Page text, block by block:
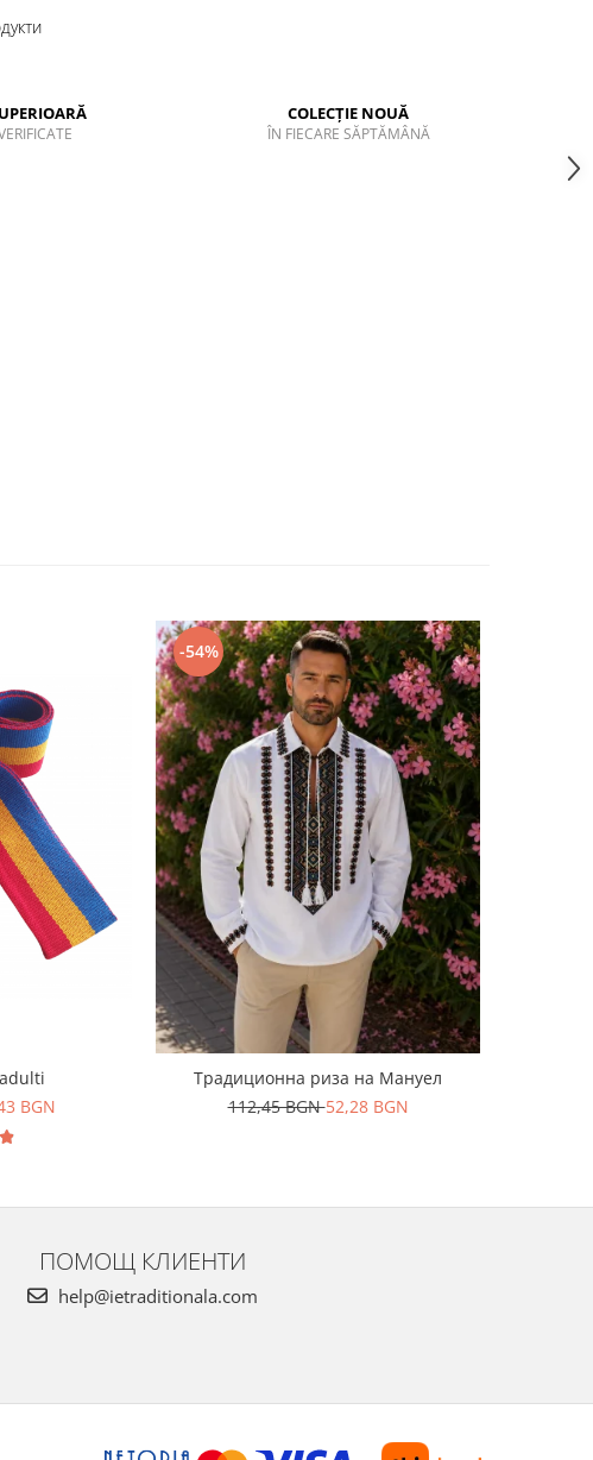
COLECȚIE NOUĂ
ÎN FIECARE SĂPTĂMÂNĂ
BGN
-54%
Традиционна риза на Мануел
112,45 BGN52,28 BGN
ПОМОЩ КЛИЕНТИ
help@ietraditionala.com